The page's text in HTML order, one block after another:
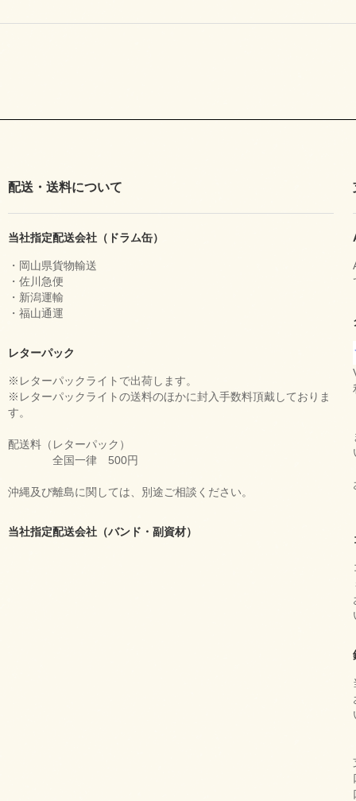
配送・送料について
当社指定配送会社（ドラム缶）
・岡山県貨物輸送
・佐川急便
・新潟運輸
・福山通運
レターパック
※レターパックライトで出荷します。
※レターパックライトの送料のほかに封入手数料頂戴しておりま
す。
配送料（レターパック）
全国一律 500円
沖縄及び離島に関しては、別途ご相談ください。
当社指定配送会社（バンド・副資材）